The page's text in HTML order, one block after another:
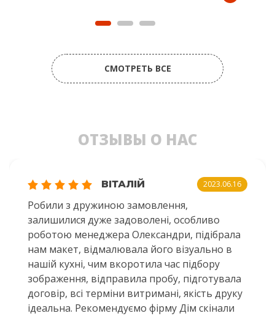
СМОТРЕТЬ ВСЕ
ОТЗЫВЫ О НАС
ВІТАЛІЙ 2023.06.16
Робили з дружиною замовлення,
залишилися дуже задоволені, особливо
роботою менеджера Олександри, підібрала
нам макет, відмалювала його візуально в
нашій кухні, чим вкоротила час підбору
зображення, відправила пробу, підготувала
договір, всі терміни витримані, якість друку
ідеальна. Рекомендуємо фірму Дім скінали